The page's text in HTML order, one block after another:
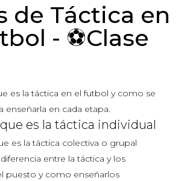
de Táctica en
- ⚽Clase
es la táctica en el futbol y como se
enseñarla en cada etapa.
es la táctica individual
es la táctica colectiva o grupal
entre la táctica y los
puesto y como enseñarlos